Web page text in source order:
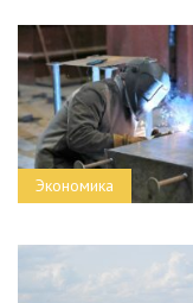
Экономика